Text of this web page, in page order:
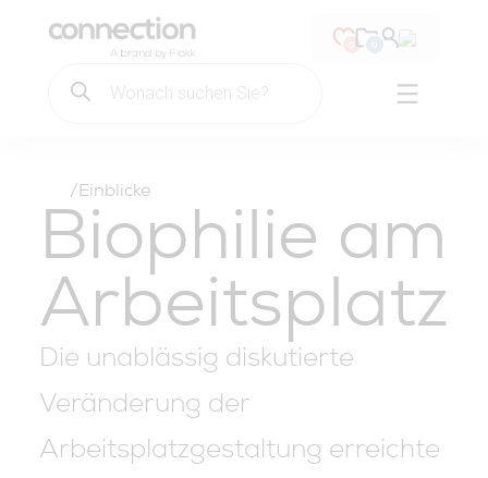
Verbindung Sitzplätze
Hauptmenü
nach
Produkten
/Einblicke
Biophilie am
Arbeitsplatz
Die unablässig diskutierte
Veränderung der
Arbeitsplatzgestaltung erreichte